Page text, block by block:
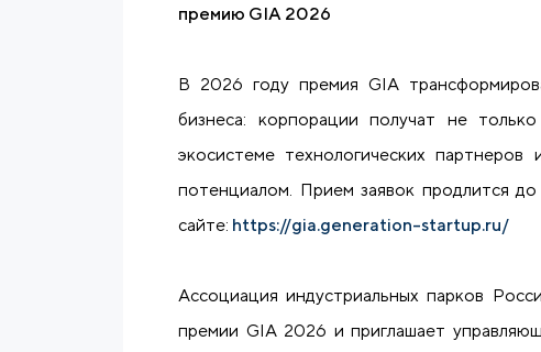
премию GIA 2026
В 2026 году премия GIA
бизнеса: корпорации получат не
экосистеме технологических
потенциалом. Прием заявок продлится
сайте: https://gia.generation-startup.ru/
Ассоциация индустриальных парков
премии GIA 2026 и приглашает